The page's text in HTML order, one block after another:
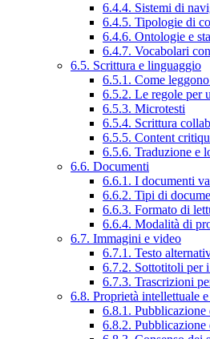
6.4.4. Sistemi di
6.4.5. Tipologie di
6.4.6. Ontologie e
6.4.7. Vocabolari
6.5. Scrittura e linguaggio
6.5.1. Come
6.5.2. Le regole per
6.5.3. Microtesti
6.5.4. Scrittura
6.5.5. Content
6.5.6. Traduzione e
6.6. Documenti
6.6.1. I documenti
6.6.2. Tipi di
6.6.3. Formato di
6.6.4. Modalità di
6.7. Immagini e video
6.7.1. Testo
6.7.2. Sottotitoli per
6.7.3. Trascrizioni
6.8. Proprietà intellettuale
6.8.1.
6.8.2.